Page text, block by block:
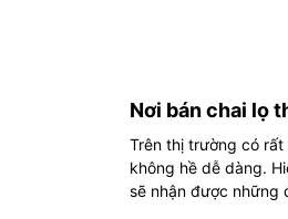
Nơi bán chai lọ
Trên thị trường có rất
không hề dễ dàng.
sẽ nhận được những